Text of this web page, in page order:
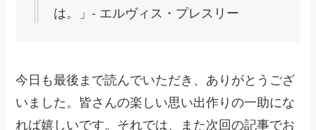
は。」- エルヴィス・プレスリー
今日も最後まで読んでいただき、ありがとうござ
いました。皆さんの楽しい思い出作りの一助にな
れば嬉しいです。それでは、また次回の記事でお